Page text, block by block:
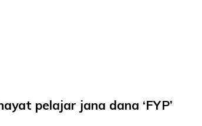
pelajar jana dana ‘FYP’